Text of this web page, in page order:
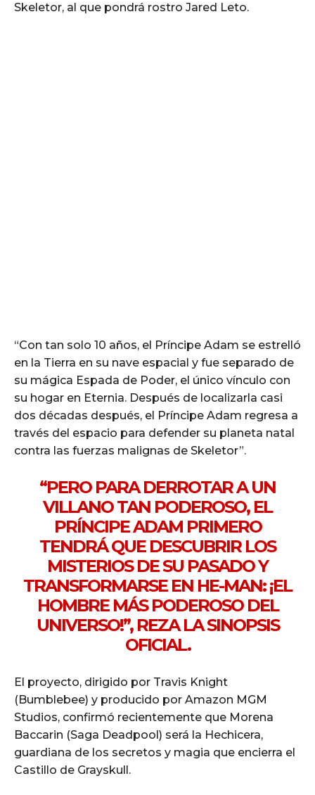
Skeletor, al que pondrá rostro Jared Leto.
“Con tan solo 10 años, el Príncipe Adam se estrelló
en la Tierra en su nave espacial y fue separado de
su mágica Espada de Poder, el único vínculo con
su hogar en Eternia. Después de localizarla casi
dos décadas después, el Príncipe Adam regresa a
través del espacio para defender su planeta natal
contra las fuerzas malignas de Skeletor”.
“PERO PARA DERROTAR A UN
VILLANO TAN PODEROSO, EL
PRÍNCIPE ADAM PRIMERO
TENDRÁ QUE DESCUBRIR LOS
MISTERIOS DE SU PASADO Y
TRANSFORMARSE EN HE-MAN: ¡EL
HOMBRE MÁS PODEROSO DEL
UNIVERSO!”, REZA LA SINOPSIS
OFICIAL.
El proyecto, dirigido por Travis Knight
(Bumblebee) y producido por Amazon MGM
Studios, confirmó recientemente que Morena
Baccarin (Saga Deadpool) será la Hechicera,
guardiana de los secretos y magia que encierra el
Castillo de Grayskull.